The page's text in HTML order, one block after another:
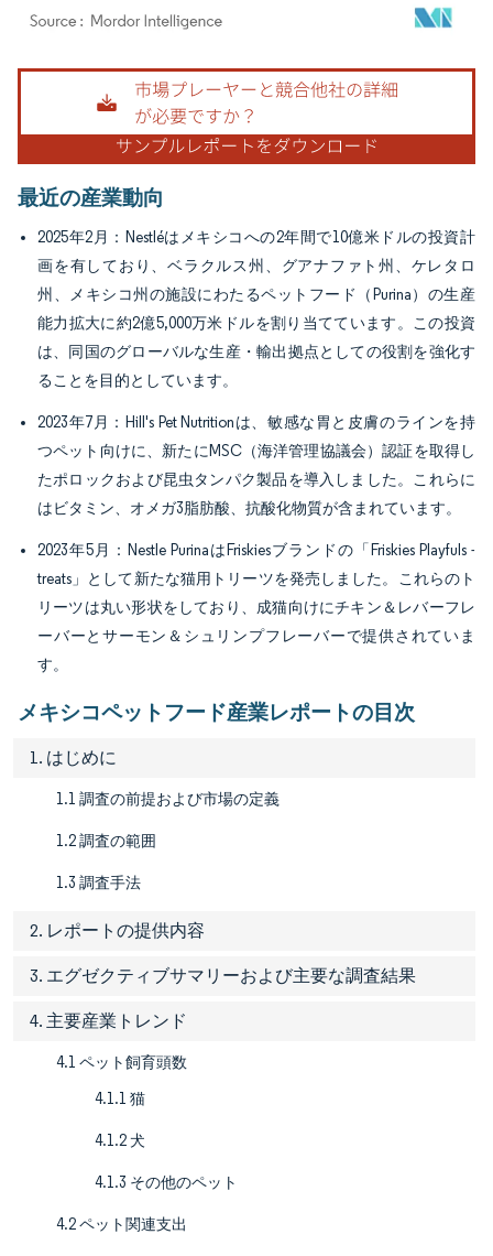
画像 © Mordor Intelligence。再利用にはCC BY 4.0の表示が必要です。
最近の産業動向
2025年2月：Nestléはメキシコへの2年間で10億米ドルの投資計
画を有しており、ベラクルス州、グアナファト州、ケレタロ
州、メキシコ州の施設にわたるペットフード（Purina）の生産
能力拡大に約2億5,000万米ドルを割り当てています。この投資
は、同国のグローバルな生産・輸出拠点としての役割を強化す
ることを目的としています。
2023年7月：Hill's Pet Nutritionは、敏感な胃と皮膚のラインを持
つペット向けに、新たにMSC（海洋管理協議会）認証を取得し
たポロックおよび昆虫タンパク製品を導入しました。これらに
はビタミン、オメガ3脂肪酸、抗酸化物質が含まれています。
2023年5月：Nestle PurinaはFriskiesブランドの「Friskies Playfuls -
treats」として新たな猫用トリーツを発売しました。これらのト
リーツは丸い形状をしており、成猫向けにチキン＆レバーフレ
ーバーとサーモン＆シュリンプフレーバーで提供されていま
す。
メキシコペットフード産業レポートの目次
1. はじめに
1.1 調査の前提および市場の定義
1.2 調査の範囲
1.3 調査手法
2. レポートの提供内容
3. エグゼクティブサマリーおよび主要な調査結果
4. 主要産業トレンド
4.1 ペット飼育頭数
4.1.1 猫
4.1.2 犬
4.1.3 その他のペット
4.2 ペット関連支出